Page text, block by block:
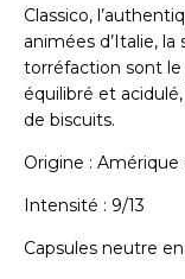
Classico,
animées d’Italie, la
torréfaction sont le
équilibré et
de biscuits.
Origine :
Intensité : 9/13
Capsules neutre